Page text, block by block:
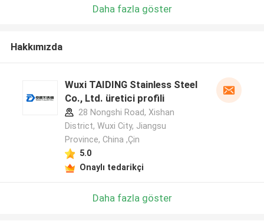
Daha fazla göster
Hakkımızda
Wuxi TAIDING Stainless Steel
Co., Ltd. üretici profili
28 Nongshi Road, Xishan
District, Wuxi City, Jiangsu
Province, China ,Çin
5.0
Onaylı tedarikçi
Daha fazla göster